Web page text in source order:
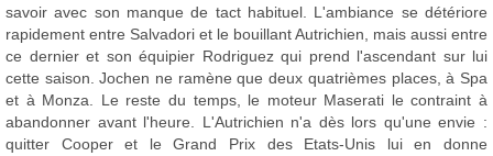
savoir avec son manque de tact habituel. L'ambiance se détériore
rapidement entre Salvadori et le bouillant Autrichien, mais aussi entre
ce dernier et son équipier Rodriguez qui prend l'ascendant sur lui
cette saison. Jochen ne ramène que deux quatrièmes places, à Spa
et à Monza. Le reste du temps, le moteur Maserati le contraint à
abandonner avant l'heure. L'Autrichien n'a dès lors qu'une envie :
quitter Cooper et le Grand Prix des Etats-Unis lui en donne